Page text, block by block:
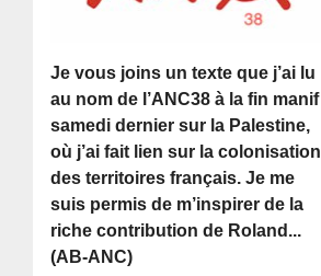
Je vous joins un texte que j’ai lu
au nom de l’ANC38 à la fin manif
samedi dernier sur la Palestine,
où j’ai fait lien sur la colonisation
des territoires français. Je me
suis permis de m’inspirer de la
riche contribution de Roland...
(AB-ANC)